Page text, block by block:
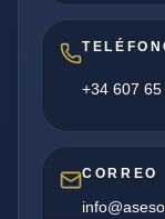
+34 607 65
CORREO